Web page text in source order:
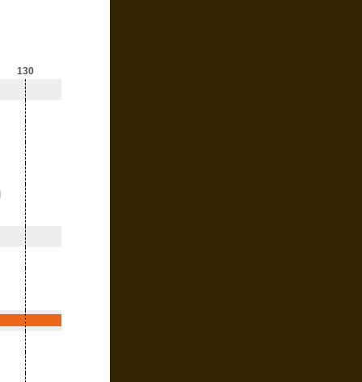
130